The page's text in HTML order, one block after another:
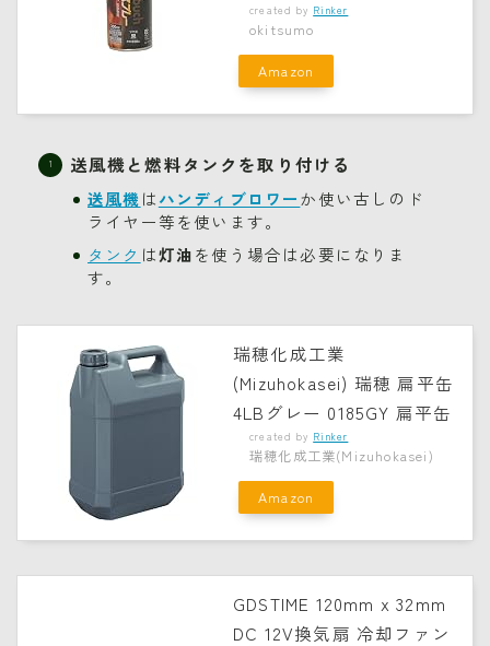
created by Rinker
okitsumo
Amazon
送風機と燃料タンクを取り付ける
送風機はハンディブロワーか使い古しのド
ライヤー等を使います。
タンク は灯油を使う場合は必要になりま
す。
瑞穂化成工業
(Mizuhokasei) 瑞穂 扁平缶
4LBグレー 0185GY 扁平缶
created by Rinker
瑞穂化成工業(Mizuhokasei)
Amazon
GDSTIME 120mm x 32mm
DC 12V換気扇 冷却ファン